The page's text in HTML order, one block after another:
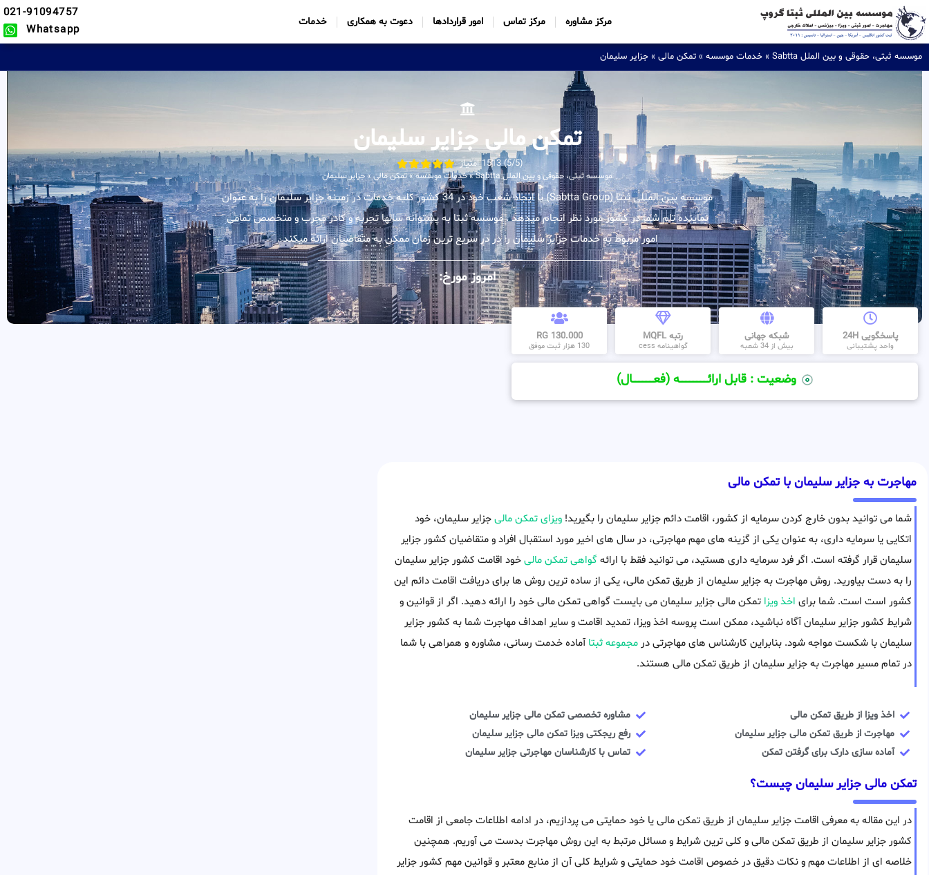
مرکز مشاوره مرکز تماس امور قراردادها دعوت به همکاری خدمات
021-91094757
Whatsapp
موسسه ثبتی، حقوقی و بین الملل Sabtta » خدمات موسسه » تمکن مالی » جزایر سلیمان
تمکن مالی جزایر سلیمان
(5/5) 1513 امتیاز
موسسه ثبتی، حقوقی و بین الملل Sabtta »خدمات موسسه»تمکن مالی»جزایر سلیمان
موسسه بین المللی ثبتا (Sabtta Group) با ایجاد شعب خود در 34 کشور کلیه خدمات در زمینه جزایر سلیمان را به عنوان
نماینده تام شما در کشور مورد نظر انجام میدهد . موسسه ثبتا به پشتوانه سالها تجربه و کادر مجرب و متخصص تمامی
امور مربوط به خدمات جزایر سلیمان را در در سریع ترین زمان ممکن به متقاضیان ارائه میکند .
امروز مورخ:
پاسخگویی 24H
واحد پشتیبانی
شبکه جهانی
بیش از 34 شعبه
رتبه MQFL
گواهینامه cess
130.000 RG
130 هزار ثبت موفق
وضعیت : قابل ارائــــــــــــــــــــه (فعـــــــــــــــال)
مهاجرت به جزایر سلیمان با تمکن مالی
شما می توانید بدون خارج کردن سرمایه از کشور، اقامت دائم جزایر سلیمان را بگیرید! ویزای تمکن مالیجزایر سلیمان، خود
اتکایی یا سرمایه داری، به عنوان یکی از گزینه های مهم مهاجرتی، در سال های اخیر مورد استقبال افراد و متقاضیان کشور جزایر
سلیمان قرار گرفته است. اگر فرد سرمایه داری هستید، می توانید فقط با ارائه گواهی تمکن مالیخود اقامت کشور جزایر سلیمان
را به دست بیاورید. روش مهاجرت به جزایر سلیمان از طریق تمکن مالی، یکی از ساده ترین روش ها برای دریافت اقامت دائم این
کشور است است. شما برای اخذ ویزا تمکن مالی جزایر سلیمان می بایست گواهی تمکن مالی خود را ارائه دهید. اگر از قوانین و
شرایط کشور جزایر سلیمان آگاه نباشید، ممکن است پروسه اخذ ویزا، تمدید اقامت و سایر اهداف مهاجرت شما به کشور جزایر
سلیمان با شکست مواجه شود. بنابراین کارشناس های مهاجرتی در مجموعه ثبتا آماده خدمت رسانی، مشاوره و همراهی با شما
در تمام مسیر مهاجرت به جزایر سلیمان از طریق تمکن مالی هستند.
اخذ ویزا از طریق تمکن مالی
مهاجرت از طریق تمکن مالی جزایر سلیمان
آماده سازی دارک برای گرفتن تمکن
مشاوره تخصصی تمکن مالی جزایر سلیمان
رفع ریجکتی ویزا تمکن مالی جزایر سلیمان
تماس با کارشناسان مهاجرتی جزایر سلیمان
تمکن مالی جزایر سلیمان چیست؟
در این مقاله به معرفی اقامت جزایر سلیمان از طریق تمکن مالی یا خود حمایتی می پردازیم، در ادامه اطلاعات جامعی از اقامت
کشور جزایر سلیمان از طریق تمکن مالی و کلی ترین شرایط و مسائل مرتبط به این روش مهاجرت بدست می آوریم. همچنین
خلاصه ای از اطلاعات مهم و نکات دقیق در خصوص اقامت خود حمایتی و شرایط کلی آن از منابع معتبر و قوانین مهم کشور جزایر